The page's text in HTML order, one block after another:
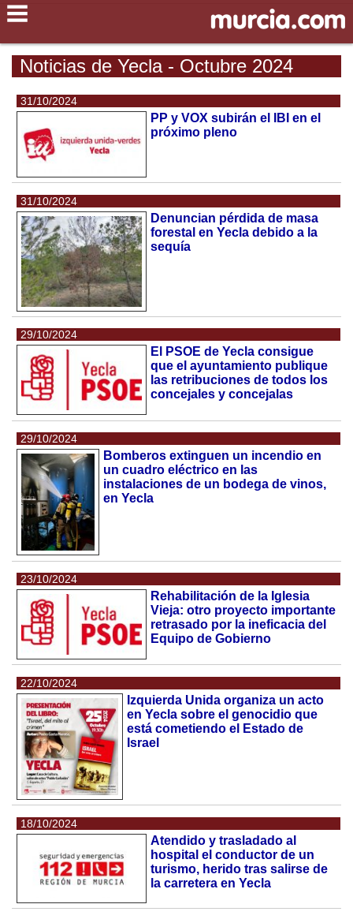
Noticias de Yecla - Octubre 2024
31/10/2024
PP y VOX subirán el IBI en el
próximo pleno
31/10/2024
Denuncian pérdida de masa
forestal en Yecla debido a la
sequía
29/10/2024
El PSOE de Yecla consigue
que el ayuntamiento publique
las retribuciones de todos los
concejales y concejalas
29/10/2024
Bomberos extinguen un incendio en
un cuadro eléctrico en las
instalaciones de un bodega de vinos,
en Yecla
23/10/2024
Rehabilitación de la Iglesia
Vieja: otro proyecto importante
retrasado por la ineficacia del
Equipo de Gobierno
22/10/2024
Izquierda Unida organiza un acto
en Yecla sobre el genocidio que
está cometiendo el Estado de
Israel
18/10/2024
Atendido y trasladado al
hospital el conductor de un
turismo, herido tras salirse de
la carretera en Yecla